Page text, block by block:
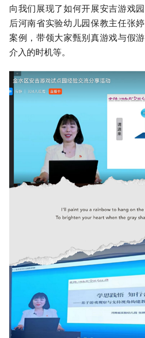
向我们展现了如何开展安吉游戏
后河南省实验幼儿园保教主任张
案例，带领大家甄别真游戏与假
介入的时机等。